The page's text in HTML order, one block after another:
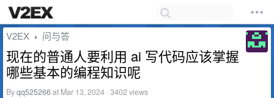
V2EX › 问与答
现在的普通人要利用 ai 写代码应该掌握
哪些基本的编程知识呢
Byqq525266at Mar 13, 2024 · 3402 views